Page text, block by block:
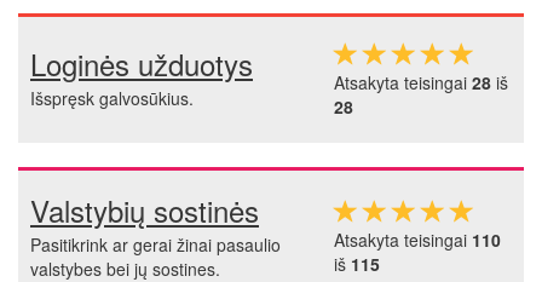
Loginės užduotys
Išspręsk galvosūkius.
Atsakyta teisingai 28 iš
28
Valstybių sostinės
Pasitikrink ar gerai žinai pasaulio
valstybes bei jų sostines.
Atsakyta teisingai 110
iš 115